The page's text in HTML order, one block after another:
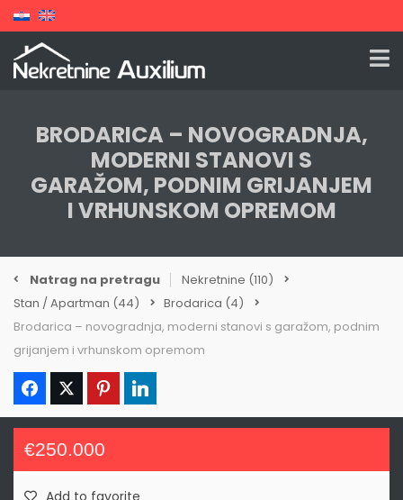
BRODARICA – NOVOGRADNJA,
MODERNI STANOVI S
GARAŽOM, PODNIM GRIJANJEM
I VRHUNSKOM OPREMOM
Natrag na pretragu Nekretnine (110)
Stan / Apartman (44) Brodarica (4)
Brodarica – novogradnja, moderni stanovi s garažom, podnim
grijanjem i vrhunskom opremom
€250.000
Add to favorite